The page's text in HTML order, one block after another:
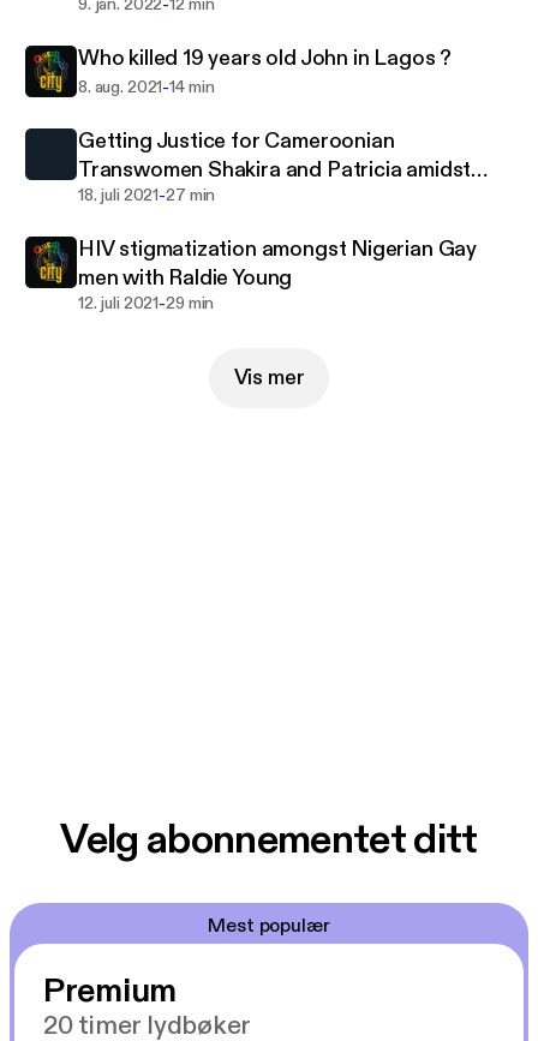
9. jan. 2022-12 min
Who killed 19 years old John in Lagos ?
8. aug. 2021-14 min
Getting Justice for Cameroonian
Transwomen Shakira and Patricia amidst
death threats with Hamlet.
18. juli 2021-27 min
HIV stigmatization amongst Nigerian Gay
men with Raldie Young
12. juli 2021-29 min
Vis mer
Velg abonnementet ditt
Mest populær
Premium
20 timer lydbøker